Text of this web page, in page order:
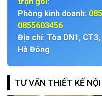
Phòng kinh doanh:
0855603456
Địa chỉ: Tòa DN1,
Hà Đông
TƯ VẤN THIẾT KẾ